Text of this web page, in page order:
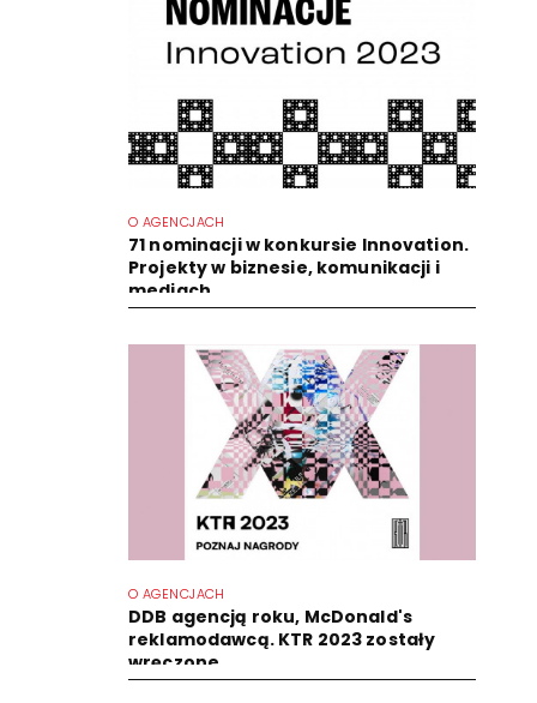
O AGENCJACH
71 nominacji w konkursie Innovation.
Projekty w biznesie, komunikacji i
mediach
O AGENCJACH
DDB agencją roku, McDonald's
reklamodawcą. KTR 2023 zostały
wręczone